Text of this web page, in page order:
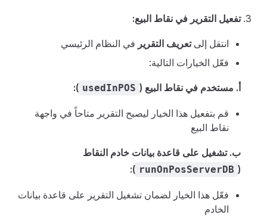
تفعيل التقرير في نقاط البيع:
انتقل إلىتعريف التقرير في النظام الرئيسي
فعّل الخيارات التالية:
أ. مستخدم في نقاط البيع ( usedInPOS
):
قم بتفعيل هذا الخيار ليصبح التقرير متاحاً في واجهة
نقاط البيع
ب. تشغيل على قاعدة بيانات خادم النقاط
(
runOnPosServerDB
):
فعّل هذا الخيار لضمان تشغيل التقرير على قاعدة بيانات
الخادم